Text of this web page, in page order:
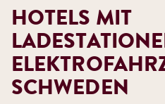
HOTELS MIT
SCHWEDEN